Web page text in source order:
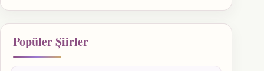
Popüler Şiirler